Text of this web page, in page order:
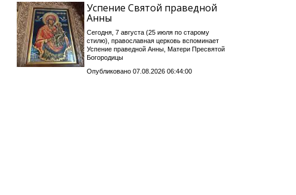
Успение Святой праведной
Анны
Сегодня, 7 августа (25 июля по старому
стилю), православная церковь вспоминает
Успение праведной Анны, Матери Пресвятой
Богородицы
Опубликовано 07.08.2026 06:44:00